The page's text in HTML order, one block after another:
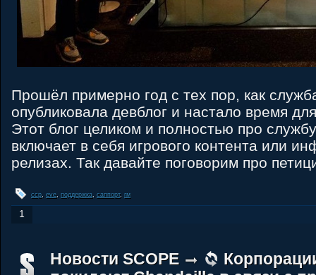
Прошёл примерно год с тех пор, как
опубликовала девблог и настало время
Этот блог целиком и полностью про
включает в себя игрового контента или
релизах. Так давайте поговорим про
ccp, eve, поддержка саппорт, гм
1
Новости SCOPE